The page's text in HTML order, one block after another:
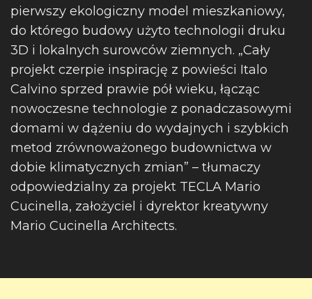
pierwszy ekologiczny model mieszkaniowy,
do którego budowy użyto technologii druku
3D i lokalnych surowców ziemnych. „Cały
projekt czerpie inspirację z powieści Italo
Calvino sprzed prawie pół wieku, łącząc
nowoczesne technologie z ponadczasowymi
domami w dążeniu do wydajnych i szybkich
metod zrównoważonego budownictwa w
dobie klimatycznych zmian” – tłumaczy
odpowiedzialny za projekt TECLA Mario
Cucinella, założyciel i dyrektor kreatywny
Mario Cucinella Architects.